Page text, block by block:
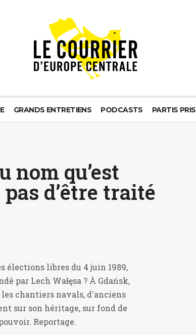
GRANDS ENTRETIENS PODCASTS PARTIS PRIS
nom qu’est
d’être traité
élections libres du 4 juin 1989,
par Lech Wałęsa ? À Gdańsk,
chantiers navals, d'anciens
sur son héritage, sur fond de
Reportage.